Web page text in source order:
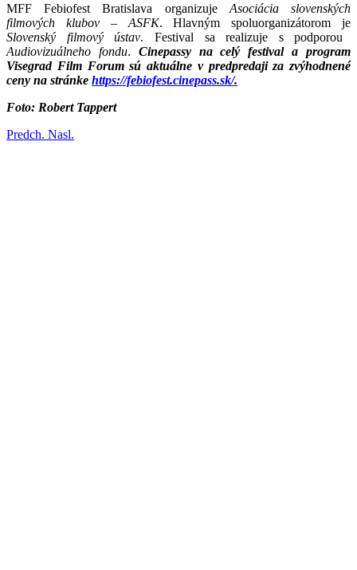
MFF Febiofest Bratislava organizuje Asociácia slovenských
filmových klubov – ASFK. Hlavným spoluorganizátorom je
Slovenský filmový ústav. Festival sa realizuje s podporou
Audiovizuálneho fondu. Cinepassy na celý festival a program
Visegrad Film Forum sú aktuálne v predpredaji za zvýhodnené
ceny na stránke https://febiofest.cinepass.sk/.
Foto: Robert Tappert
Predch. Nasl.